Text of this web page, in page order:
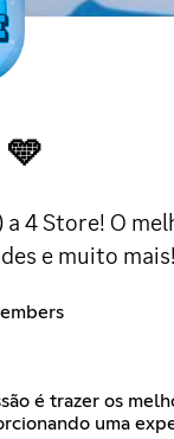
a 4 Store! O
e muito
é trazer os
uma